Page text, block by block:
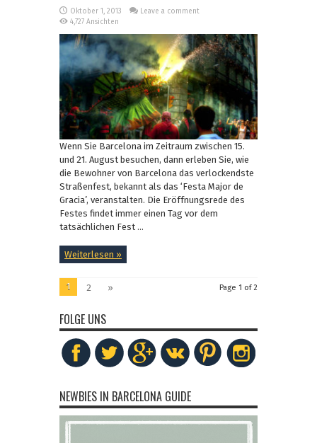
Oktober 1, 2013
Leave a comment
4,727 Ansichten
Wenn Sie Barcelona im Zeitraum zwischen 15.
und 21. August besuchen, dann erleben Sie, wie
die Bewohner von Barcelona das verlockendste
Straßenfest, bekannt als das ‘Festa Major de
Gracia’, veranstalten. Die Eröffnungsrede des
Festes findet immer einen Tag vor dem
tatsächlichen Fest ...
Weiterlesen »
Page 1 of 2
1 2 »
FOLGE UNS
NEWBIES IN BARCELONA GUIDE